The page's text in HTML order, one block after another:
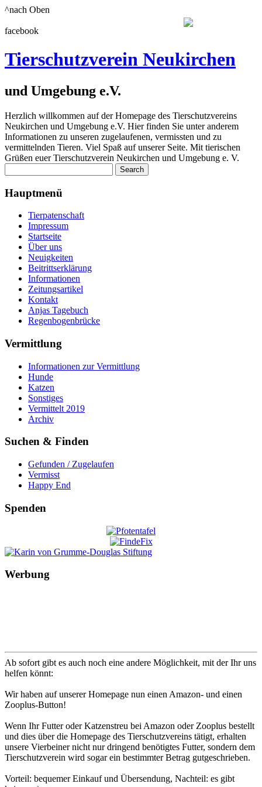
^nach Oben
facebook
Tierschutzverein Neukirchen
und Umgebung e.V.
Herzlich willkommen auf der Homepage des Tierschutzvereins
Neukirchen und Umgebung e.V. Hier finden Sie unter anderem
Informationen zu unseren zugelaufenen, vermissten und zu
vermittelnden Tieren. Viel Spaß auf unserer Seite. Mit tierischen
Grüßen euer Tierschutzverein Neukirchen und Umgebung e. V.
Hauptmenü
Tierpatenschaft
Impressum
Startseite
Über uns
Neuigkeiten
Beitrittserklärung
Informationen
Zeitungsartikel
Kontakt
Anjas Tagebuch
Regenbogenbrücke
Vermittlung
Informationen zur Vermittlung
Hunde
Katzen
Sonstiges
Vermittelt 2019
Archiv
Suchen & Finden
Gefunden / Zugelaufen
Vermisst
Happy End
Spenden
Werbung
Ab sofort gibt es auch noch eine andere Möglichkeit, mit der Ihr uns
helfen könnt:
Wir haben auf unserer Homepage nun einen Amazon- und einen
Zooplus-Button!
Wenn Ihr Futter oder Katzenstreu bei Amazon oder Zooplus bestellt
und dies über die Homepage des Tierschutzvereins tätigt, erhalten
unsere Vierbeiner nicht nur dringend benötigtes Futter, sondern dem
Tierschutzverein wird sogar ein bestimmter Betrag gutgeschrieben.
Vorteil: bequemer Einkauf und Übersendung, Nachteil: es gibt